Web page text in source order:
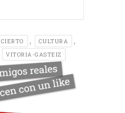
, CULTURA ,
VITORIA-GASTEIZ